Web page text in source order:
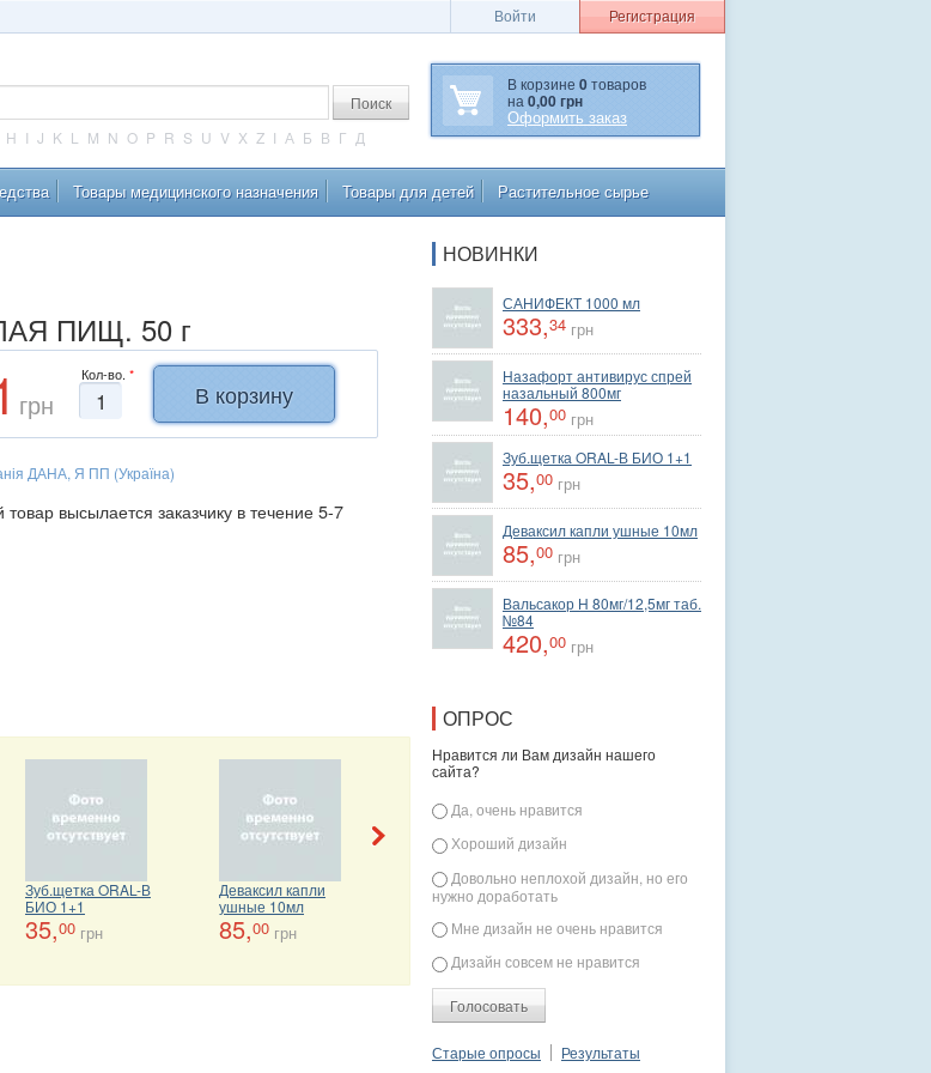
ПИЩ. 50 г
грн
Кол-во. *
ДАНА, Я ПП (Україна)
высылается заказчику в течение 5-7
Зуб.щетка ORAL-В
БИО 1+1
35,00 грн
Деваксил капли
ушные 10мл
85,00 грн
Вальсакор Н
80мг/12,5мг таб.№84
420,00грн
Элекасол сбор 20ф/п
32,00грн
НОВИНКИ
САНИФЕКТ 1000 мл
333,34 грн
Назафорт антивирус спрей
назальный 800мг
140,00 грн
Зуб.щетка ORAL-В БИО 1+1
35,00 грн
Деваксил капли ушные 10мл
85,00 грн
Вальсакор Н 80мг/12,5мг таб.
№84
420,00 грн
ОПРОС
Нравится ли Вам дизайн нашего
сайта?
Варианты
Да, очень нравится
Хороший дизайн
Довольно неплохой дизайн, но его
нужно доработать
Мне дизайн не очень нравится
Дизайн совсем не нравится
Старые опросы Результаты
Регистрация
Войти
H I J K L M N O P R S U V X Z І А Б В Г Д
В корзине 0товаров
на 0,00 грн
Оформить заказ
Товары медицинского назначения Товары для детей Растительное сырье